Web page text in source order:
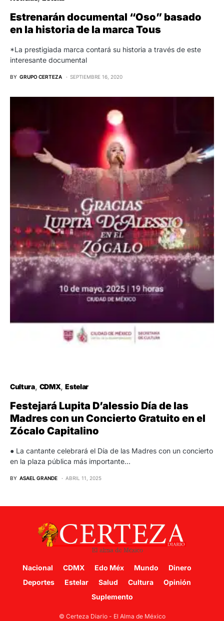
Estrenarán documental “Oso” basado
en la historia de la marca Tous
*La prestigiada marca contará su historia a través de este
interesante documental
BY GRUPO CERTEZA SEPTIEMBRE 16, 2020
Cultura CDMX Estelar
Festejará Lupita D’alessio Día de las
Madres con un Concierto Gratuito en el
Zócalo Capitalino
● La cantante celebrará el Día de las Madres con un concierto
en la plaza pública más importante…
BY ASAEL GRANDE ABRIL 11, 2025
Nacional CDMX Edo Méx Mundo
Dinero
Deportes
Estelar Salud Cultura
Opinión
Suplemento
© Certeza Diario - El Alma de México